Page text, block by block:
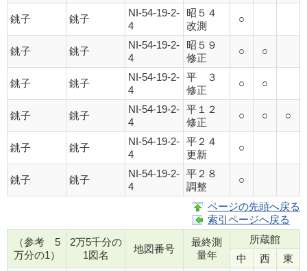
銚子 銚子
NI-54-19-2-
4
昭５４
改測
○
銚子 銚子
NI-54-19-2-
4
昭５９
修正
○ ○
銚子 銚子
NI-54-19-2-
4
平 ３
修正
○ ○
銚子 銚子
NI-54-19-2-
4
平１２
修正
○ ○ ○
銚子 銚子
NI-54-19-2-
4
平２４
更新
○
銚子 銚子
NI-54-19-2-
4
平２８
調整
○
ページの先頭へ戻る
索引ページへ戻る
（参考 5
万分の1）
2万5千分の
1図名
地図番号
最終測
量年
所蔵館
中
西 東